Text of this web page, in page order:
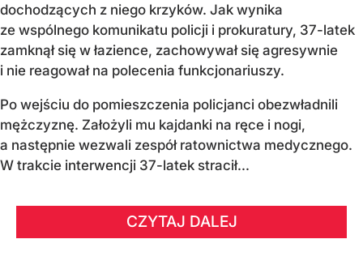
dochodzących z niego krzyków. Jak wynika
ze wspólnego komunikatu policji i prokuratury, 37-latek
zamknął się w łazience, zachowywał się agresywnie
i nie reagował na polecenia funkcjonariuszy.
Po wejściu do pomieszczenia policjanci obezwładnili
mężczyznę. Założyli mu kajdanki na ręce i nogi,
a następnie wezwali zespół ratownictwa medycznego.
W trakcie interwencji 37-latek stracił...
CZYTAJ DALEJ